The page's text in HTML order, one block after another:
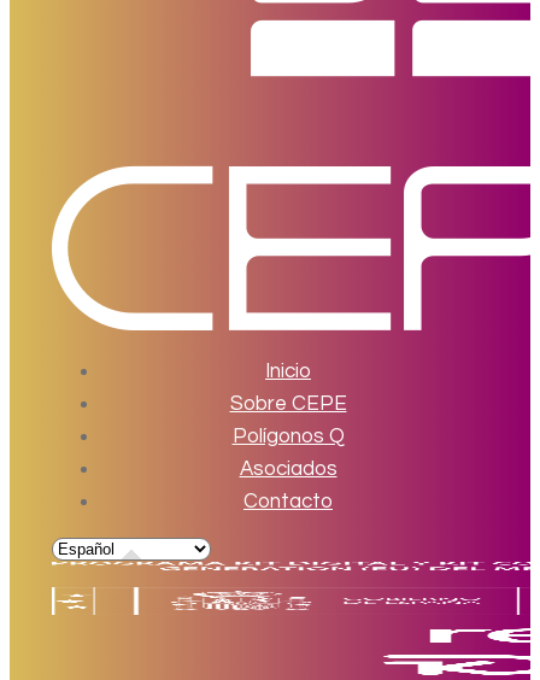
Inicio
Sobre CEPE
Polígonos Q
Asociados
Contacto